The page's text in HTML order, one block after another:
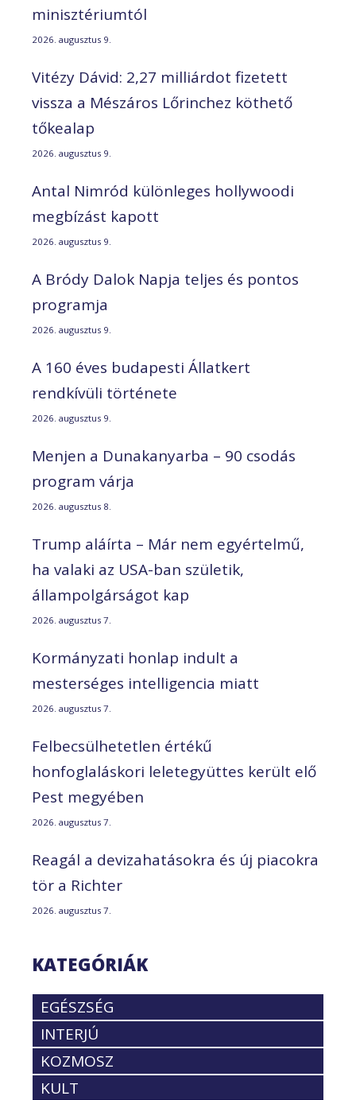
minisztériumtól
2026. augusztus 9.
Vitézy Dávid: 2,27 milliárdot fizetett
vissza a Mészáros Lőrinchez köthető
tőkealap
2026. augusztus 9.
Antal Nimród különleges hollywoodi
megbízást kapott
2026. augusztus 9.
A Bródy Dalok Napja teljes és pontos
programja
2026. augusztus 9.
A 160 éves budapesti Állatkert
rendkívüli története
2026. augusztus 9.
Menjen a Dunakanyarba – 90 csodás
program várja
2026. augusztus 8.
Trump aláírta – Már nem egyértelmű,
ha valaki az USA-ban születik,
állampolgárságot kap
2026. augusztus 7.
Kormányzati honlap indult a
mesterséges intelligencia miatt
2026. augusztus 7.
Felbecsülhetetlen értékű
honfoglaláskori leletegyüttes került elő
Pest megyében
2026. augusztus 7.
Reagál a devizahatásokra és új piacokra
tör a Richter
2026. augusztus 7.
KATEGÓRIÁK
EGÉSZSÉG
INTERJÚ
KOZMOSZ
KULT